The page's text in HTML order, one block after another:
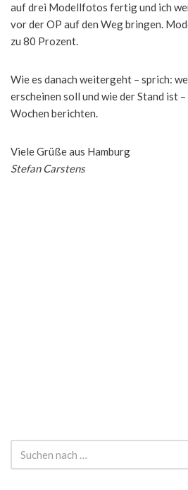
auf drei Modellfotos fertig und ich
vor der OP auf den Weg bringen.
zu 80 Prozent.
Wie es danach weitergeht – sprich:
erscheinen soll und wie der Stand ist
Wochen berichten.
Viele Grüße aus Hamburg
Stefan Carstens